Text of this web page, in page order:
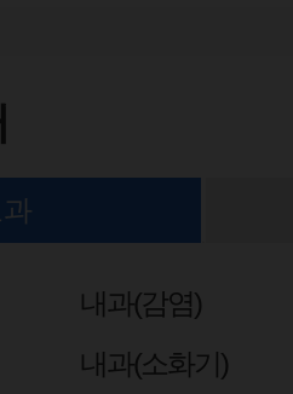
내과(감염)
내과(소화기)